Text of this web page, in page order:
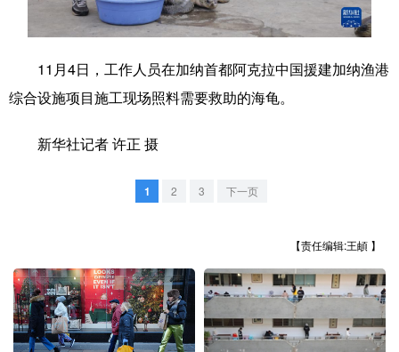
食品 人居 数字经济
地方频道
北京 天津 河北 山西
辽宁 吉林 上海 江苏
11月4日，工作人员在加纳首都阿克拉中国援建加纳渔港
综合设施项目施工现场照料需要救助的海龟。
新华社记者 许正 摄
1 2 3 下一页
【责任编辑:王頔 】